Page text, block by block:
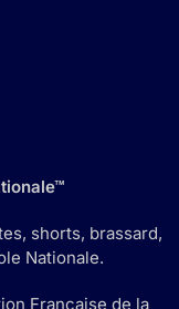
shorts, brassard,
Nationale.
Française de la